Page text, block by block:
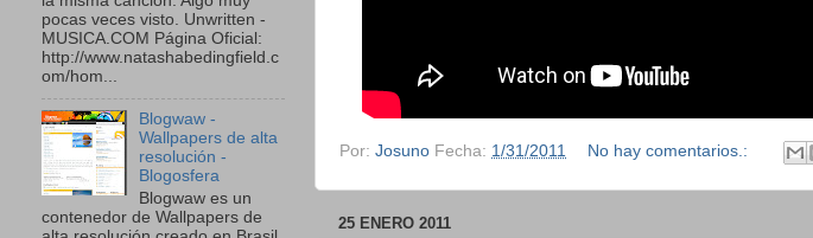
Por: Josuno Fecha: 1/31/2011 No hay comentarios.:
25 ENERO 2011
pocas veces visto. Unwritten -
MUSICA.COM Página Oficial:
http://www.natashabedingfield.c
om/hom...
Blogwaw -
Wallpapers de alta
resolución -
Blogosfera
Blogwaw es un
contenedor de Wallpapers de